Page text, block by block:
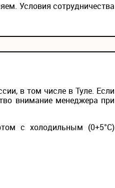
Условия сотрудничества
в том числе в Туле. Если
внимание менеджера при
с холодильным (0+5°С)